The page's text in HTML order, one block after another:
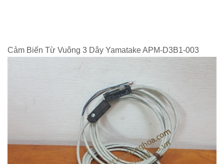
Cảm Biến Từ Vuông 3 Dây Yamatake APM-D3B1-003